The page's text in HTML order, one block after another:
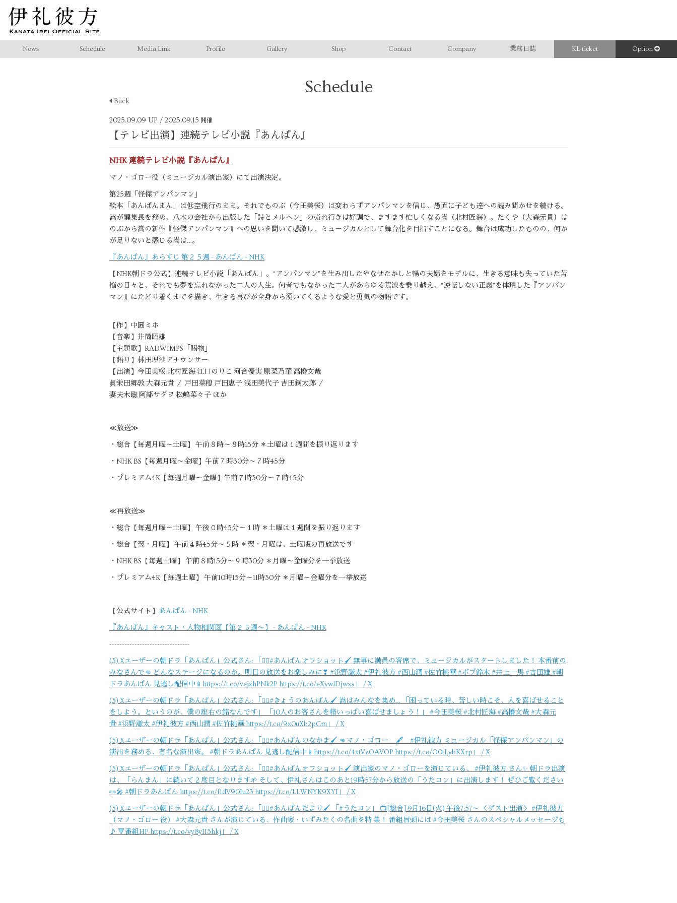
News Schedule Media Link Profile Gallery Shop Contact Company 業務日誌 KL-ticket Option
Schedule
Back
2025.09.09 UP / 2025.09.15 開催
【テレビ出演】連続テレビ小説『あんぱん』
NHK 連続テレビ小説『あんぱん』
マノ・ゴロー役（ミュージカル演出家）にて出演決定。
第25週「怪傑アンパンマン」
絵本「あんぱんまん」は低空飛行のまま。それでものぶ（今田美桜）は変わらずアンパンマンを信じ、愚直に子ども達への読み聞かせを続ける。
嵩が編集長を務め、八木の会社から出版した「詩とメルヘン」の売れ行きは好調で、ますます忙しくなる嵩（北村匠海）。たくや（大森元貴）は
のぶから嵩の新作『怪傑アンパンマン』への思いを聞いて感激し、ミュージカルとして舞台化を目指すことになる。舞台は成功したものの、何か
が足りないと感じる嵩は…。
『あんぱん』あらすじ 第２５週 - あんぱん - NHK
【NHK朝ドラ公式】連続テレビ小説「あんぱん」。“アンパンマン”を生み出したやなせたかしと暢の夫婦をモデルに、生きる意味も失っていた苦
悩の日々と、それでも夢を忘れなかった二人の人生。何者でもなかった二人があらゆる荒波を乗り越え、“逆転しない正義”を体現した『アンパン
マン』にたどり着くまでを描き、生きる喜びが全身から湧いてくるような愛と勇気の物語です。
【作】中園ミホ
【音楽】井筒昭雄
【主題歌】RADWIMPS「賜物」
【語り】林田理沙アナウンサー
【出演】今田美桜 北村匠海 江口のりこ 河合優実 原菜乃華 高橋文哉
眞栄田郷敦 大森元貴 ／ 戸田菜穂 戸田恵子 浅田美代子 吉田鋼太郎 ／
妻夫木聡 阿部サダヲ 松嶋菜々子 ほか
≪放送≫
・総合【毎週月曜～土曜】 午前８時～８時15分 ＊土曜は１週間を振り返ります
・NHK BS【毎週月曜～金曜】午前７時30分～７時45分
・プレミアム4K【毎週月曜～金曜】午前７時30分～７時45分
≪再放送≫
・総合【毎週月曜～土曜】 午後０時45分～１時 ＊土曜は１週間を振り返ります
・総合【翌・月曜】 午前４時45分～５時 ＊翌・月曜は、土曜版の再放送です
・NHK BS【毎週土曜】 午前８時15分～９時30分 ＊月曜～金曜分を一挙放送
・プレミアム4K【毎週土曜】 午前10時15分～11時30分 ＊月曜～金曜分を一挙放送
【公式サイト】 あんぱん - NHK
『あんぱん』キャスト・人物相関図【第２５週〜】 - あんぱん - NHK
--------------------------------
(3) Xユーザーの朝ドラ「あんぱん」公式さん: 「🏃‍♀️#あんぱんオフショット🖌 無事に満員の客席で、ミュージカルがスタートしました！ 本番前の
みなさんで👊 どんなステージになるのか。明日の放送をお楽しみに❣ #浜野謙太 #伊礼彼方 #西山潤 #佐竹桃華 #ボブ鈴木 #井上一馬 #吉田雄 #朝
ドラあんぱん 見逃し配信中📱https://t.co/vejzhPNk2P https://t.co/eXywlDjwxs」 / X
(3) Xユーザーの朝ドラ「あんぱん」公式さん: 「🏃‍♀️#きょうのあんぱん🖌 嵩はみんなを集め… 「困っている時、苦しい時こそ、人を喜ばせること
をしよう。というのが、僕の座右の銘なんです」 「10人のお客さんを精いっぱい喜ばせましょう！」 #今田美桜 #北村匠海 #高橋文哉 #大森元
貴 #浜野謙太 #伊礼彼方 #西山潤 #佐竹桃華 https://t.co/9x0uXb2pCm」 / X
(3) Xユーザーの朝ドラ「あんぱん」公式さん: 「🏃‍♀️#あんぱんのなかま🖌 👊マノ・ゴロー 🖋 #伊礼彼方 ミュージカル「怪傑アンパンマン」の
演出を務める、有名な演出家。 #朝ドラあんぱん 見逃し配信中📱https://t.co/4xtVzOAVOP https://t.co/O0tLybKXrp」 / X
(3) Xユーザーの朝ドラ「あんぱん」公式さん: 「🏃‍♀️#あんぱんオフショット🖌 演出家のマノ・ゴローを演じている、 #伊礼彼方 さん✨ 朝ドラ出演
は、「らんまん」に続いて２度目となります🌱 そして、伊礼さんはこのあと19時57分から放送の「うたコン」に出演します！ ぜひご覧ください
👀🎤 #朝ドラあんぱん https://t.co/f1dV90Iu23 https://t.co/LLWNYK9XYI」 / X
(3) Xユーザーの朝ドラ「あんぱん」公式さん: 「🏃‍♀️#あんぱんだより🖌 「#うたコン」 📺[総合] 9月16日(火) 午後7:57～ ＜ゲスト出演＞ #伊礼彼方
（マノ・ゴロー 役） #大森元貴 さんが演じている、作曲家・いずみたくの名曲を特 集！ 番組冒頭には #今田美桜 さんのスペシャルメッセージも
♪ 🔻番組HP https://t.co/vy8yII3hkj」 / X